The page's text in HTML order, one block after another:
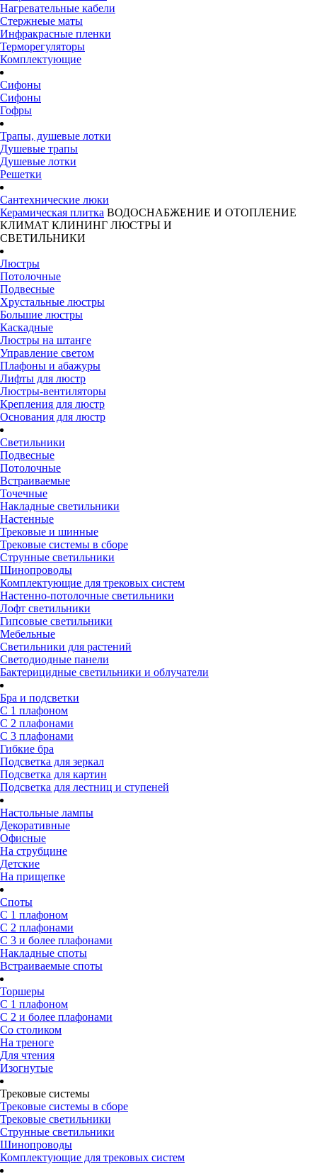
Нагревательные кабели
Стержнеые маты
Инфракрасные пленки
Терморегуляторы
Комплектующие
Сифоны
Сифоны
Гофры
Трапы, душевые лотки
Душевые трапы
Душевые лотки
Решетки
Сантехнические люки
Керамическая плитка ВОДОСНАБЖЕНИЕ И ОТОПЛЕНИЕ
КЛИМАТ КЛИНИНГ ЛЮСТРЫ И
СВЕТИЛЬНИКИ
Люстры
Потолочные
Подвесные
Хрустальные люстры
Большие люстры
Каскадные
Люстры на штанге
Управление светом
Плафоны и абажуры
Лифты для люстр
Люстры-вентиляторы
Крепления для люстр
Основания для люстр
Светильники
Подвесные
Потолочные
Встраиваемые
Точечные
Накладные светильники
Настенные
Трековые и шинные
Трековые системы в сборе
Струнные светильники
Шинопроводы
Комплектующие для трековых систем
Настенно-потолочные светильники
Лофт светильники
Гипсовые светильники
Мебельные
Светильники для растений
Светодиодные панели
Бактерицидные светильники и облучатели
Бра и подсветки
С 1 плафоном
С 2 плафонами
С 3 плафонами
Гибкие бра
Подсветка для зеркал
Подсветка для картин
Подсветка для лестниц и ступеней
Настольные лампы
Декоративные
Офисные
На струбцине
Детские
На прищепке
Споты
С 1 плафоном
С 2 плафонами
С 3 и более плафонами
Накладные споты
Встраиваемые споты
Торшеры
С 1 плафоном
С 2 и более плафонами
Со столиком
На треноге
Для чтения
Изогнутые
Трековые системы
Трековые системы в сборе
Трековые светильники
Струнные светильники
Шинопроводы
Комплектующие для трековых систем